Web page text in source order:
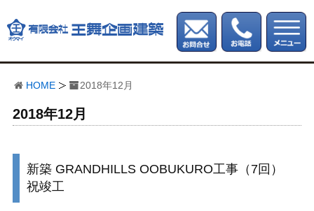
HOME 2018年12月
2018年12月
新築 GRANDHILLS OOBUKURO工事（7回）
祝竣工